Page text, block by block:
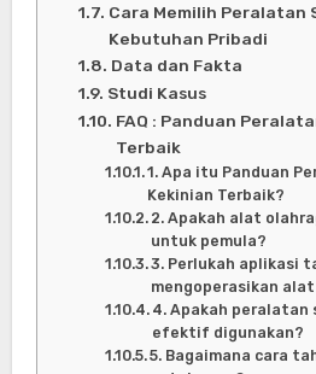
Cara Memilih Peralatan
Kebutuhan Pribadi
Data dan Fakta
Studi Kasus
FAQ : Panduan
Terbaik
1. Apa itu Panduan
Kekinian Terbaik?
2. Apakah alat
untuk pemula?
3. Perlukah aplikasi
mengoperasikan
4. Apakah
efektif digunakan?
5. Bagaimana cara